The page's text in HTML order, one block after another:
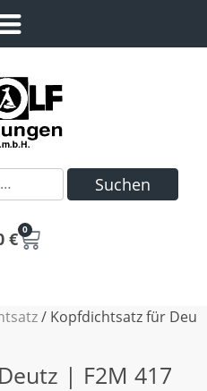
Suchen
€ 0
/ Kopfdichtsatz für Deu
| F2M 417